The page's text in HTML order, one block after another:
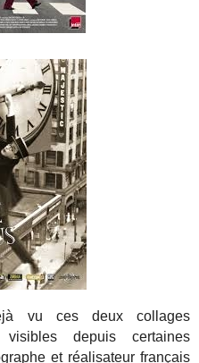
vu ces deux collages
depuis certaines
et réalisateur français